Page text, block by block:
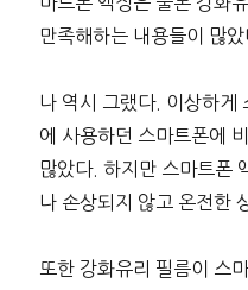
만족해하는 내용들이 많았
나 역시 그랬다. 이상하게
에 사용하던 스마트폰에
많았다. 하지만 스마트폰
나 손상되지 않고 온전한
또한 강화유리 필름이 스